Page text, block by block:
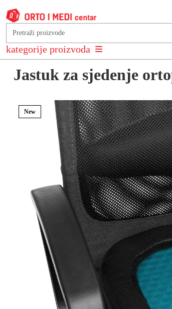
kategorije proizvoda
Natrag na: Razni jastuci
Jastuk za sjedenje
New